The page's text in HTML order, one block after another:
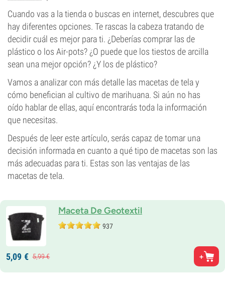
Cuando vas a la tienda o buscas en internet, descubres que
hay diferentes opciones. Te rascas la cabeza tratando de
decidir cuál es mejor para ti. ¿Deberías comprar las de
plástico o los Air-pots? ¿O puede que los tiestos de arcilla
sean una mejor opción? ¿Y los de plástico?
Vamos a analizar con más detalle las macetas de tela y
cómo benefician al cultivo de marihuana. Si aún no has
oído hablar de ellas, aquí encontrarás toda la información
que necesitas.
Después de leer este artículo, serás capaz de tomar una
decisión informada en cuanto a qué tipo de macetas son las
más adecuadas para ti. Estas son las ventajas de las
macetas de tela.
Maceta De Geotextil
937
5,09 € 5,99€